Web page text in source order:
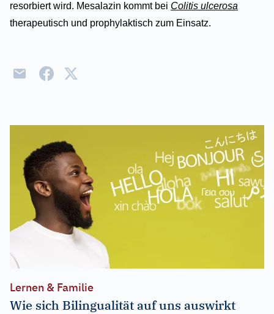
resorbiert wird. Mesalazin kommt bei Colitis ulcerosa
therapeutisch und prophylaktisch zum Einsatz.
Lernen & Familie
Wie sich Bilingualität auf uns auswirkt